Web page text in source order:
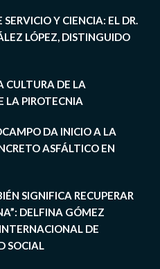
Y CIENCIA: EL DR.
LÓPEZ, DISTINGUIDO
CULTURA DE LA
LA PIROTECNIA
DA INICIO A LA
ASFÁLTICO EN
SIGNIFICA RECUPERAR
DELFINA GÓMEZ
DE
SOCIAL